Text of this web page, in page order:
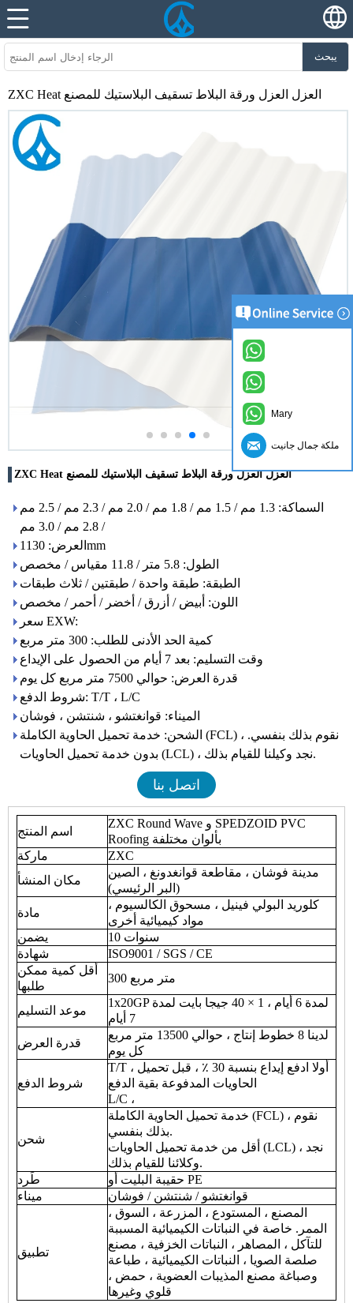
يبحث
ZXC Heat العزل العزل ورقة البلاط تسقيف البلاستيك للمصنع
ZXC Heat العزل العزل ورقة البلاط تسقيف البلاستيك للمصنع
السماكة: 1.3 مم / 1.5 مم / 1.8 مم / 2.0 مم / 2.3 مم / 2.5 مم
/ 2.8 مم / 3.0 مم
العرض: 1130mm
الطول: 5.8 متر / 11.8 مقياس / مخصص
الطبقة: طبقة واحدة / طبقتين / ثلاث طبقات
اللون: أبيض / أزرق / أخضر / أحمر / مخصص
سعر EXW:
كمية الحد الأدنى للطلب: 300 متر مربع
وقت التسليم: بعد 7 أيام من الحصول على الإيداع
قدرة العرض: حوالي 7500 متر مربع كل يوم
شروط الدفع: T/T ، L/C
الميناء: قوانغتشو ، شنتشن ، فوشان
الشحن: خدمة تحميل الحاوية الكاملة (FCL) ، نقوم بذلك بنفسي.
بدون خدمة تحميل الحاويات (LCL) ، نجد وكيلنا للقيام بذلك.
اتصل بنا
اسم المنتج
ZXC Round Wave و SPEDZOID PVC
Roofing بألوان مختلفة
ماركة
ZXC
مكان المنشأ
مدينة فوشان ، مقاطعة قوانغدونغ ، الصين
(البر الرئيسي)
مادة
كلوريد البولي فينيل ، مسحوق الكالسيوم ،
مواد كيميائية أخرى
يضمن
10 سنوات
شهادة
ISO9001 / SGS / CE
أقل كمية ممكن
طلبها
300 متر مربع
موعد التسليم
1x20GP لمدة 6 أيام ، 1 × 40 جيجا بايت لمدة
7 أيام
قدرة العرض
لدينا 8 خطوط إنتاج ، حوالي 13500 متر مربع
كل يوم
شروط الدفع
T/T ، أولا ادفع إيداع بنسبة 30 ٪ ، قبل تحميل
الحاويات المدفوعة بقية الدفع
L/C ،
شحن
خدمة تحميل الحاوية الكاملة (FCL) ، نقوم
بذلك بنفسي.
أقل من خدمة تحميل الحاويات (LCL) ، نجد
وكلائنا للقيام بذلك.
طَرد
حقيبة البليت أو PE
ميناء
قوانغتشو / شنتشن / فوشان
تطبيق
المصنع ، المستودع ، المزرعة ، السوق ،
الممر. خاصة في النباتات الكيميائية المسببة
للتآكل ، المصاهر ، النباتات الخزفية ، مصنع
صلصة الصويا ، النباتات الكيميائية ، طباعة
وصباغة مصنع المذيبات العضوية ، حمض ،
قلوي وغيرها
Mary
ملكة جمال جانيت